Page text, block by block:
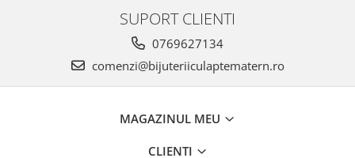
SUPORT CLIENTI
0769627134
comenzi@bijuteriiculaptematern.ro
MAGAZINUL MEU
CLIENTI